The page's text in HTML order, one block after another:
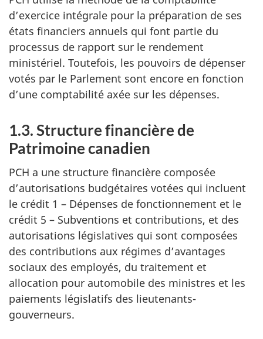
d’exercice intégrale pour la préparation de ses
états financiers annuels qui font partie du
processus de rapport sur le rendement
ministériel. Toutefois, les pouvoirs de dépenser
votés par le Parlement sont encore en fonction
d’une comptabilité axée sur les dépenses.
1.3. Structure financière de
Patrimoine canadien
PCH a une structure financière composée
d’autorisations budgétaires votées qui incluent
le crédit 1 – Dépenses de fonctionnement et le
crédit 5 – Subventions et contributions, et des
autorisations législatives qui sont composées
des contributions aux régimes d’avantages
sociaux des employés, du traitement et
allocation pour automobile des ministres et les
paiements législatifs des lieutenants-
gouverneurs.